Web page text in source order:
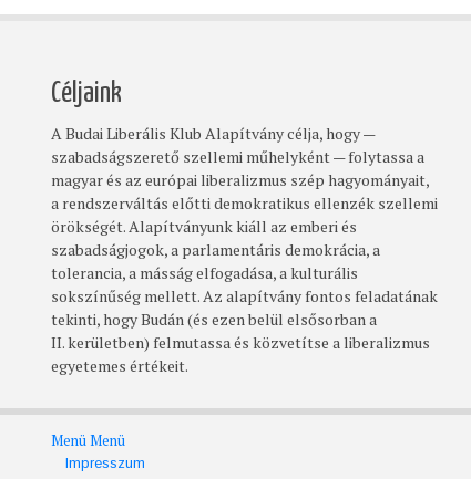
Céljaink
A Budai Liberális Klub Alapítvány célja, hogy —
szabadságszerető szellemi műhelyként — folytassa a
magyar és az európai liberalizmus szép hagyományait,
a rendszerváltás előtti demokratikus ellenzék szellemi
örökségét. Alapítványunk kiáll az emberi és
szabadságjogok, a parlamentáris demokrácia, a
tolerancia, a másság elfogadása, a kulturális
sokszínűség mellett. Az alapítvány fontos feladatának
tekinti, hogy Budán (és ezen belül elsősorban a
II. kerületben) felmutassa és közvetítse a liberalizmus
egyetemes értékeit.
Footer
MenüMenü
Impresszum